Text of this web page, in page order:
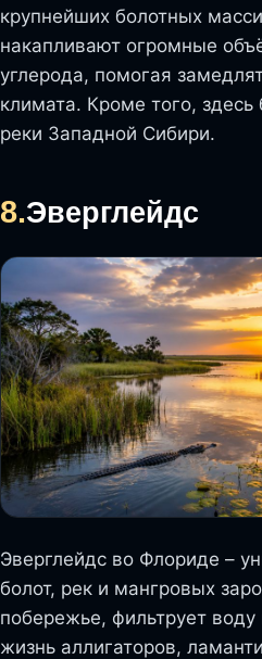
крупнейших болотных
накапливают огромные
углерода, помогая
климата. Кроме того, здесь
реки Западной Сибири.
8.Эверглейдс
Эверглейдс во Флориде –
болот, рек и мангровых
побережье, фильтрует
жизнь аллигаторов,